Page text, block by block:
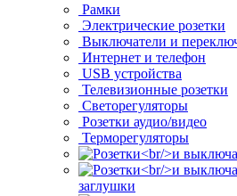
Рамки
Электрические розетки
Выключатели и
Интернет и телефон
USB устройства
Телевизионные розетки
Светорегуляторы
Розетки аудио/видео
Терморегуляторы
заглушки